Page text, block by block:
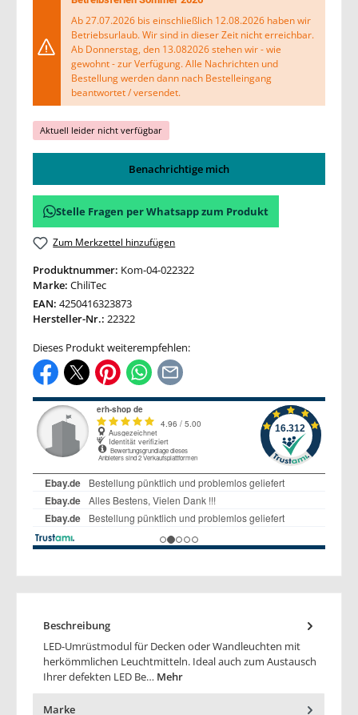
Ab 27.07.2026 bis einschließlich 12.08.2026 haben wir
Betriebsurlaub. Wir sind in dieser Zeit nicht erreichbar.
Ab Donnerstag, den 13.082026 stehen wir - wie
gewohnt - zur Verfügung. Alle Nachrichten und
Bestellung werden dann nach Bestelleingang
beantwortet / versendet.
Aktuell leider nicht verfügbar
Benachrichtige mich
Stelle Fragen per Whatsapp zum Produkt
Zum Merkzettel hinzufügen
Produktnummer: Kom-04-022322
Marke: ChiliTec
EAN: 4250416323873
Hersteller-Nr.: 22322
Dieses Produkt weiterempfehlen:
Beschreibung
LED-Umrüstmodul für Decken oder Wandleuchten mit
herkömmlichen Leuchtmitteln. Ideal auch zum Austausch
Ihrer defekten LED Be… Mehr
Marke